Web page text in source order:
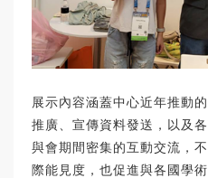
展示內容涵蓋中心近年推動
推廣、宣傳資料發送，以及
與會期間密集的互動交流，
際能見度，也促進與各國學